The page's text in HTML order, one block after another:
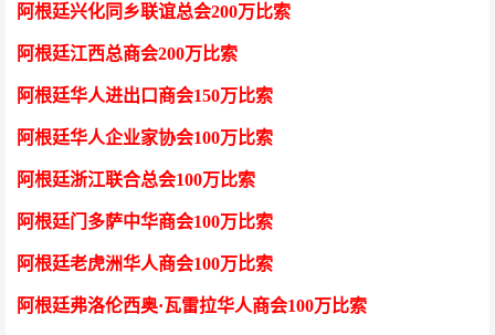
阿根廷兴化同乡联谊总会200万比索
阿根廷江西总商会200万比索
阿根廷华人进出口商会150万比索
阿根廷华人企业家协会100万比索
阿根廷浙江联合总会100万比索
阿根廷门多萨中华商会100万比索
阿根廷老虎洲华人商会100万比索
阿根廷弗洛伦西奥·瓦雷拉华人商会100万比索